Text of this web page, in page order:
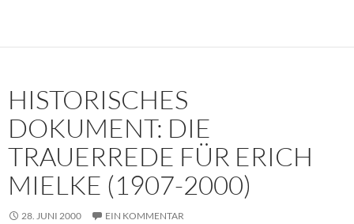
HISTORISCHES
DOKUMENT: DIE
TRAUERREDE FÜR ERICH
MIELKE (1907-2000)
28. JUNI 2000 EIN KOMMENTAR